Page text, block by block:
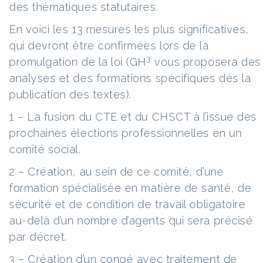
des thématiques statutaires.
En voici les 13 mesures les plus significatives,
qui devront être confirmées lors de la
promulgation de la loi (GH3 vous proposera des
analyses et des formations spécifiques dès la
publication des textes).
1 – La fusion du CTE et du CHSCT à l’issue des
prochaines élections professionnelles en un
comité social.
2 – Création, au sein de ce comité, d’une
formation spécialisée en matière de santé, de
sécurité et de condition de travail obligatoire
au-delà d’un nombre d’agents qui sera précisé
par décret.
3 – Création d’un congé avec traitement de